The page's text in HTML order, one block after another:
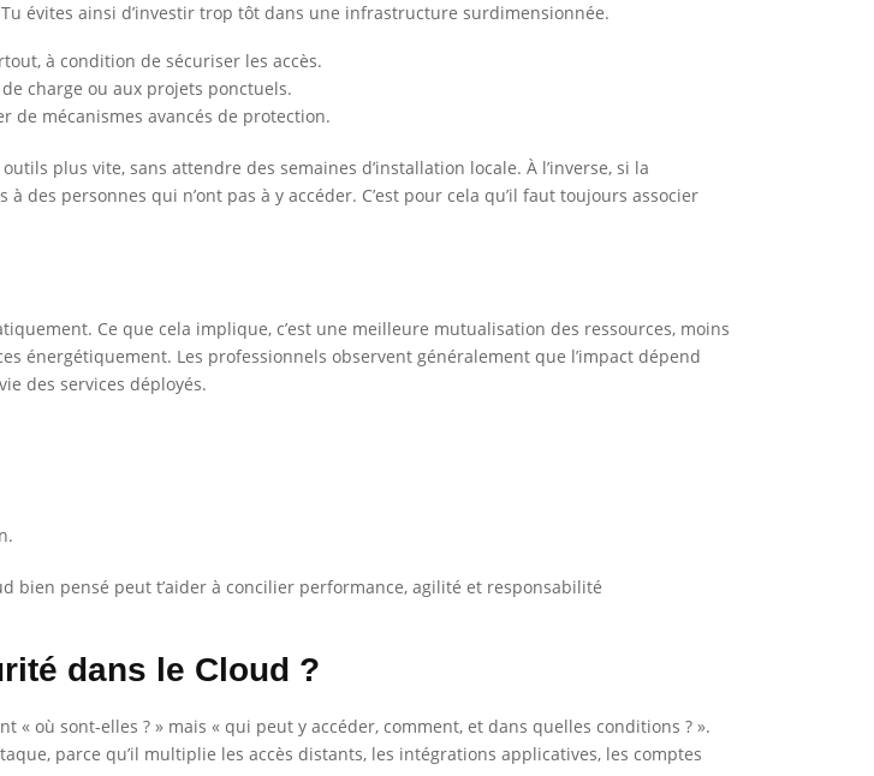
évites ainsi d’investir trop tôt dans une infrastructure surdimensionnée.
à condition de sécuriser les accès.
charge ou aux projets ponctuels.
de mécanismes avancés de protection.
plus vite, sans attendre des semaines d’installation locale. À l’inverse, si la
personnes qui n’ont pas à y accéder. C’est pour cela qu’il faut toujours associer
Ce que cela implique, c’est une meilleure mutualisation des ressources, moins
énergétiquement. Les professionnels observent généralement que l’impact dépend
des services déployés.
bien pensé peut t’aider à concilier performance, agilité et responsabilité
dans le Cloud ?
« où sont-elles ? » mais « qui peut y accéder, comment, et dans quelles conditions ? ».
parce qu’il multiplie les accès distants, les intégrations applicatives, les comptes